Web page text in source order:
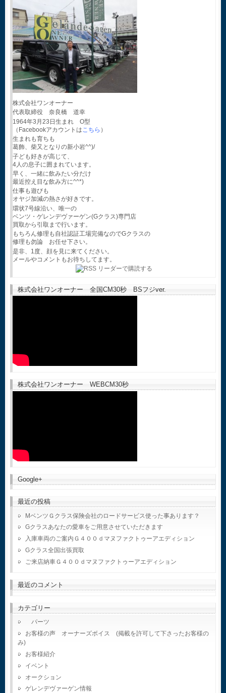
株式会社ワンオーナー
代表取締役 奈良橋 道幸
1964年3月23日生まれ O型
（Facebookアカウントはこちら ）
生まれも育ちも
葛飾、柴又となりの新小岩^^)/
子ども好きが高じて、
4人の息子に囲まれています。
早く、一緒に飲みたい分だけ
最近控え目な飲み方に^^*)
仕事も遊びも
オヤジ加減の熱さが好きです。
環状7号線沿い、唯一の
ベンツ・ゲレンデヴァーゲン(Gクラス)専門店
買取から引取まで行います。
もちろん修理も自社認証工場完備なのでGクラスの
修理も勿論 お任せ下さい。
是非、1度、顔を見に来てください。
メールやコメントもお待ちしてます。
株式会社ワンオーナー 全国CM30秒 BSフジver.
株式会社ワンオーナー WEBCM30秒
Google+
最近の投稿
MベンツＧクラス保険会社のロードサービス使った事あります？
Gクラスあなたの愛車をご用意させていただきます
入庫車両のご案内Ｇ４００ｄマヌファクトゥーアエディション
Gクラス全国出張買取
ご来店納車Ｇ４００ｄマヌファクトゥーアエディション
最近のコメント
カテゴリー
パーツ
お客様の声 オーナーズボイス (掲載を許可して下さったお客様の
み)
お客様紹介
イベント
オークション
ゲレンデヴァーゲン情報